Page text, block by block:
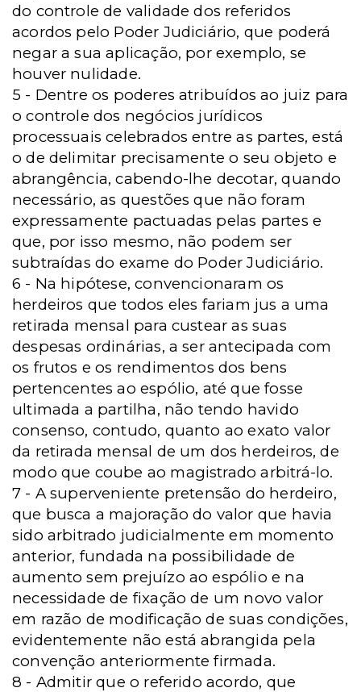
do controle de validade dos referidos
acordos pelo Poder Judiciário, que poderá
negar a sua aplicação, por exemplo, se
houver nulidade.
5 - Dentre os poderes atribuídos ao juiz para
o controle dos negócios jurídicos
processuais celebrados entre as partes, está
o de delimitar precisamente o seu objeto e
abrangência, cabendo-lhe decotar, quando
necessário, as questões que não foram
expressamente pactuadas pelas partes e
que, por isso mesmo, não podem ser
subtraídas do exame do Poder Judiciário.
6 - Na hipótese, convencionaram os
herdeiros que todos eles fariam jus a uma
retirada mensal para custear as suas
despesas ordinárias, a ser antecipada com
os frutos e os rendimentos dos bens
pertencentes ao espólio, até que fosse
ultimada a partilha, não tendo havido
consenso, contudo, quanto ao exato valor
da retirada mensal de um dos herdeiros, de
modo que coube ao magistrado arbitrá-lo.
7 - A superveniente pretensão do herdeiro,
que busca a majoração do valor que havia
sido arbitrado judicialmente em momento
anterior, fundada na possibilidade de
aumento sem prejuízo ao espólio e na
necessidade de fixação de um novo valor
em razão de modificação de suas condições,
evidentemente não está abrangida pela
convenção anteriormente firmada.
8 - Admitir que o referido acordo, que